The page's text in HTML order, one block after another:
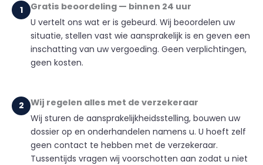
1
Gratis beoordeling — binnen 24 uur
U vertelt ons wat er is gebeurd. Wij beoordelen uw
situatie, stellen vast wie aansprakelijk is en geven een
inschatting van uw vergoeding. Geen verplichtingen,
geen kosten.
2 Wij regelen alles met de verzekeraar
Wij sturen de aansprakelijkheidsstelling, bouwen uw
dossier op en onderhandelen namens u. U hoeft zelf
geen contact te hebben met de verzekeraar.
Tussentijds vragen wij voorschotten aan zodat u niet